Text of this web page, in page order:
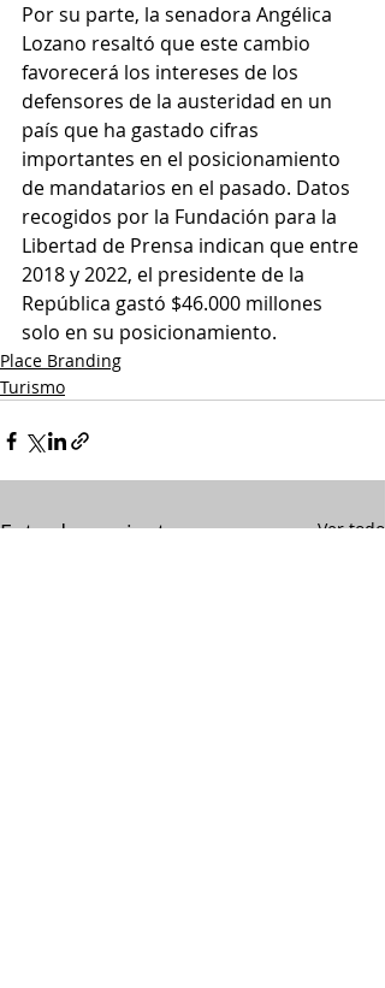
Por su parte, la senadora Angélica
Lozano resaltó que este cambio
favorecerá los intereses de los
defensores de la austeridad en un
país que ha gastado cifras
importantes en el posicionamiento
de mandatarios en el pasado. Datos
recogidos por la Fundación para la
Libertad de Prensa indican que entre
2018 y 2022, el presidente de la
República gastó $46.000 millones
solo en su posicionamiento.
Place Branding
Turismo
Entradas recientes Ver todo